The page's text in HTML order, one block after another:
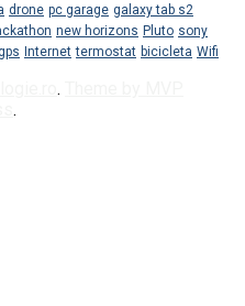
drone pc garage galaxy tab s2
new horizons Pluto sony
gps Internet termostat bicicleta Wifi
.
.